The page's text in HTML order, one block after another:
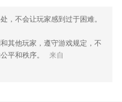
，不会让玩家感到过于困难。
其他玩家，遵守游戏规定，不
平和秩序。
来自